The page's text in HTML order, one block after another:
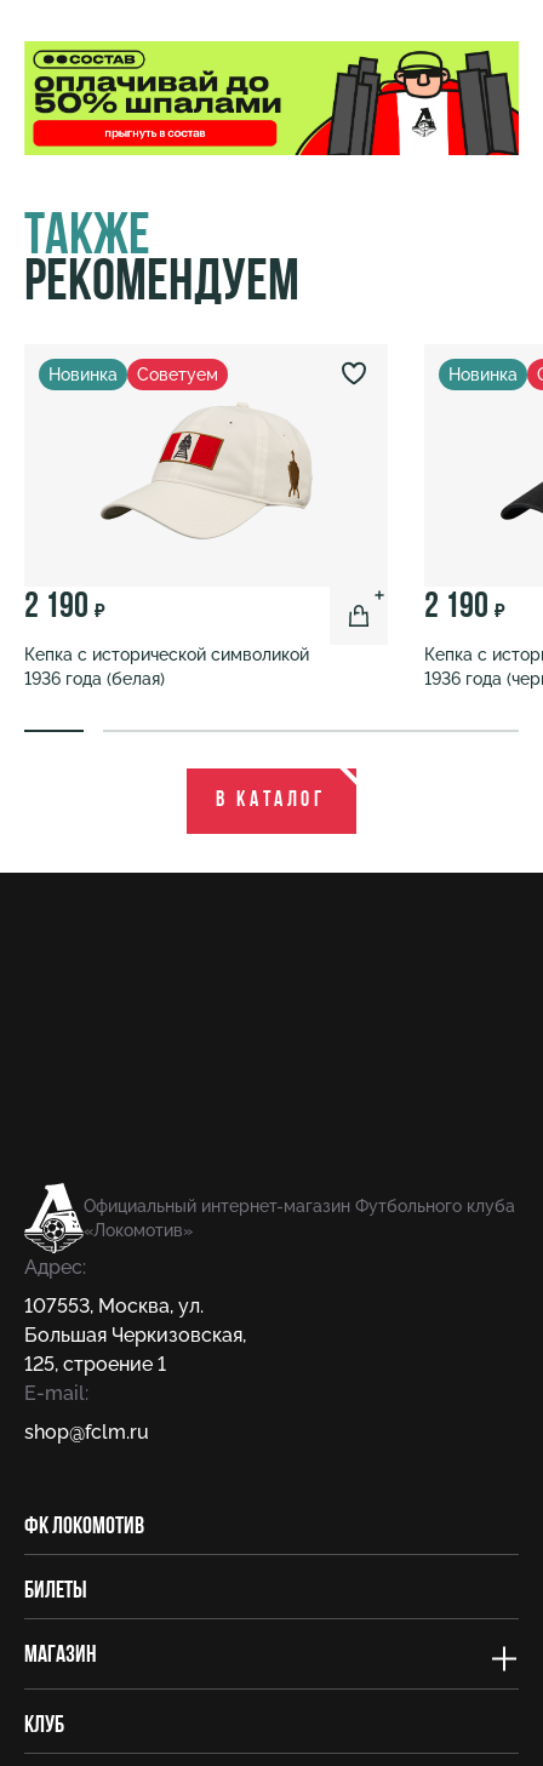
Также
Рекомендуем
Новинка Советуем
2 190 ₽
Кепка с исторической символикой
1936 года (белая)
Новинка
2 190 ₽
Кепка с
1936 года
В каталог
Официальный интернет-магазин Футбольного клуба
«Локомотив»
Адрес:
107553, Москва, ул.
Большая Черкизовская,
125, строение 1
E-mail:
shop@fсlm.ru
ФК Локомотив
Билеты
Магазин
Клуб